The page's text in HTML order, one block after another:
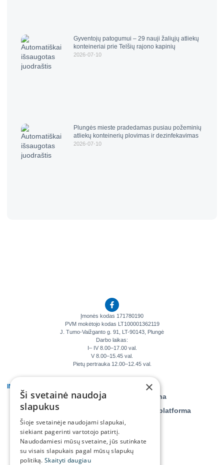
Gyventojų patogumui – 29 nauji žaliųjų atliekų
konteineriai prie Telšių rajono kapinių
2026-07-10
Plungės mieste pradedamas pusiau požeminių
atliekų konteinerių plovimas ir dezinfekavimas
2026-07-10
Įmonės kodas 171780190
PVM mokėtojo kodas LT100001362119
J. Tumo-Vaižganto g. 91, LT-90143, Plungė
Darbo laikas:
I– IV 8.00–17.00 val.
V 8.00–15.45 val.
Pietų pertrauka 12.00–12.45 val.
INFORMACIJA
Veiklos ataskaitos
Teisinė informacija
Tyrimai, monitoringai
Asmens duomenų
apsauga
Projektai
KLIENTAMS
Savitarna
Daiktų platforma
×
Ši svetainė naudoja
slapukus
Šioje svetainėje naudojami slapukai,
siekiant pagerinti vartotojo patirtį.
Naudodamiesi mūsų svetaine, jūs sutinkate
su visais slapukais pagal mūsų slapukų
politiką. Skaityti daugiau